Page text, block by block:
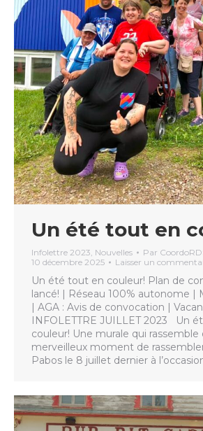
Un été tout en
Infolettre 2023, Nouvelles Par
10 décembre 2025
Laisser un
Un été tout en couleur! Plan de
lancé! | Réseau 100% autonome |
| AGA : Avis de convocation |
INFOLETTRE JUILLET 2023 Un
couleur! Une murale qui
merveilleux moment de
Pabos le 8 juillet dernier à